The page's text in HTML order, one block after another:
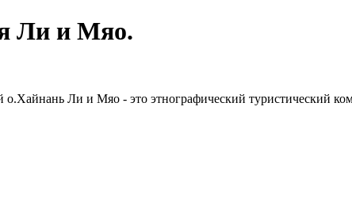
Ли и Мяо.
о.Хайнань Ли и Мяо - это этнографический туристический